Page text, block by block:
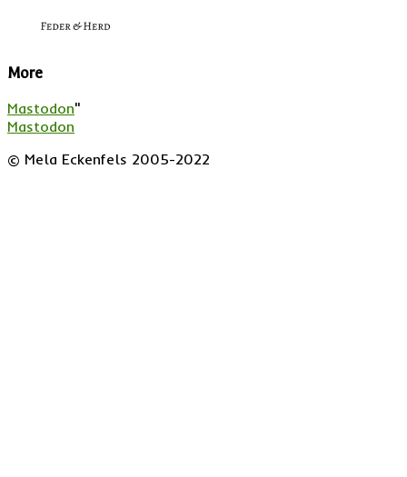
More
Mastodon"
Mastodon
© Mela Eckenfels 2005-2022